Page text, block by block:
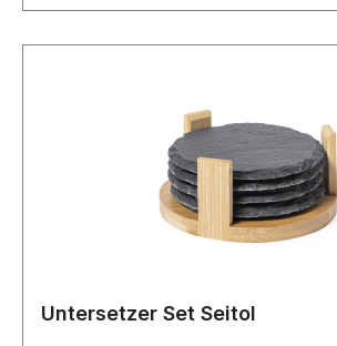
Untersetzer Set Seitol